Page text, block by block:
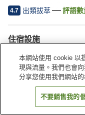
4.7 出類拔萃 評語數
住宿設施
停車場
寵物友善
本網站使用 cookie 以
現與流量。我們也會
分享您使用我們網站的
不要銷售我的